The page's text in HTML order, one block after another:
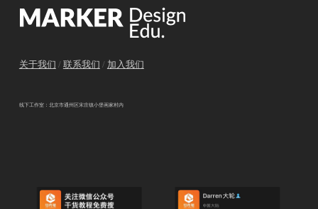
关于我们 / 联系我们 / 加入我们
线下工作室：北京市通州区宋庄镇小堡画家村内